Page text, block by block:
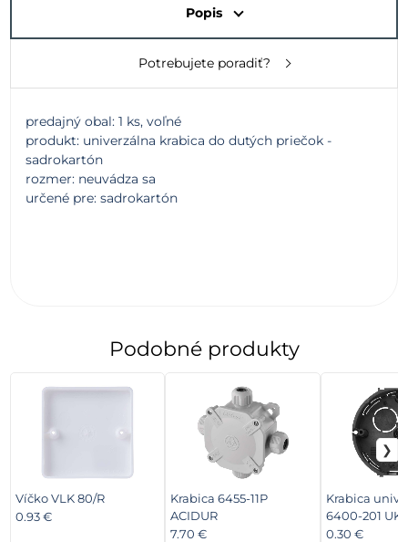
Popis
Potrebujete poradiť?
predajný obal: 1 ks, voľné
produkt: univerzálna krabica do dutých priečok -
sadrokartón
rozmer: neuvádza sa
určené pre: sadrokartón
Podobné produkty
Víčko VLK 80/R
0.93 €
Krabica 6455-11P
ACIDUR
7.70 €
Krabica
6400-201
0.30 €